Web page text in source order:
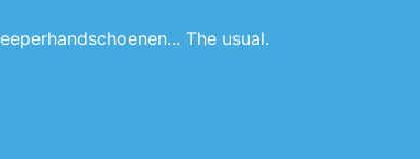
The usual.